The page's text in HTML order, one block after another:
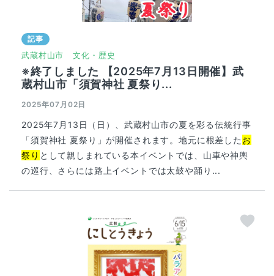
記事
武蔵村山市 文化・歴史
※終了しました 【2025年7月13日開催】武
蔵村山市「須賀神社 夏祭り...
2025年07月02日
2025年7月13日（日）、武蔵村山市の夏を彩る伝統行事
「須賀神社 夏祭り」が開催されます。地元に根差した お
祭り として親しまれている本イベントでは、山車や神輿
の巡行、さらには路上イベントでは太鼓や踊り...